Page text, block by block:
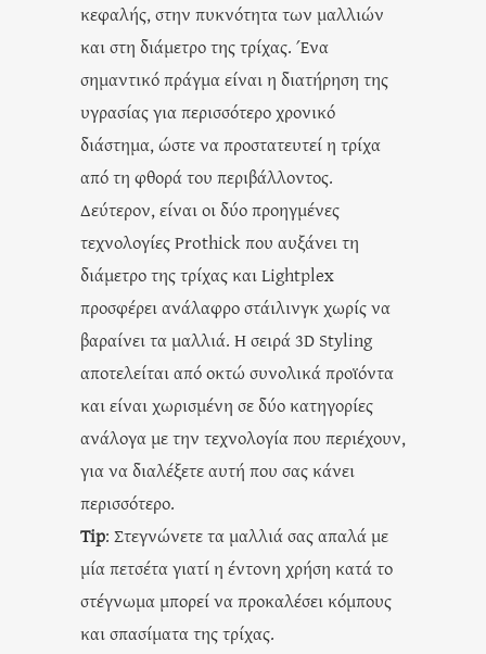
κεφαλής, στην πυκνότητα των μαλλιών
και στη διάμετρο της τρίχας. Ένα
σημαντικό πράγμα είναι η διατήρηση της
υγρασίας για περισσότερο χρονικό
διάστημα, ώστε να προστατευτεί η τρίχα
από τη φθορά του περιβάλλοντος.
Δεύτερον, είναι οι δύο προηγμένες
τεχνολογίες Prothick που αυξάνει τη
διάμετρο της τρίχας και Lightplex
προσφέρει ανάλαφρο στάιλινγκ χωρίς να
βαραίνει τα μαλλιά. Η σειρά 3D Styling
αποτελείται από οκτώ συνολικά προϊόντα
και είναι χωρισμένη σε δύο κατηγορίες
ανάλογα με την τεχνολογία που περιέχουν,
για να διαλέξετε αυτή που σας κάνει
περισσότερο.
Tip: Στεγνώνετε τα μαλλιά σας απαλά με
μία πετσέτα γιατί η έντονη χρήση κατά το
στέγνωμα μπορεί να προκαλέσει κόμπους
και σπασίματα της τρίχας.